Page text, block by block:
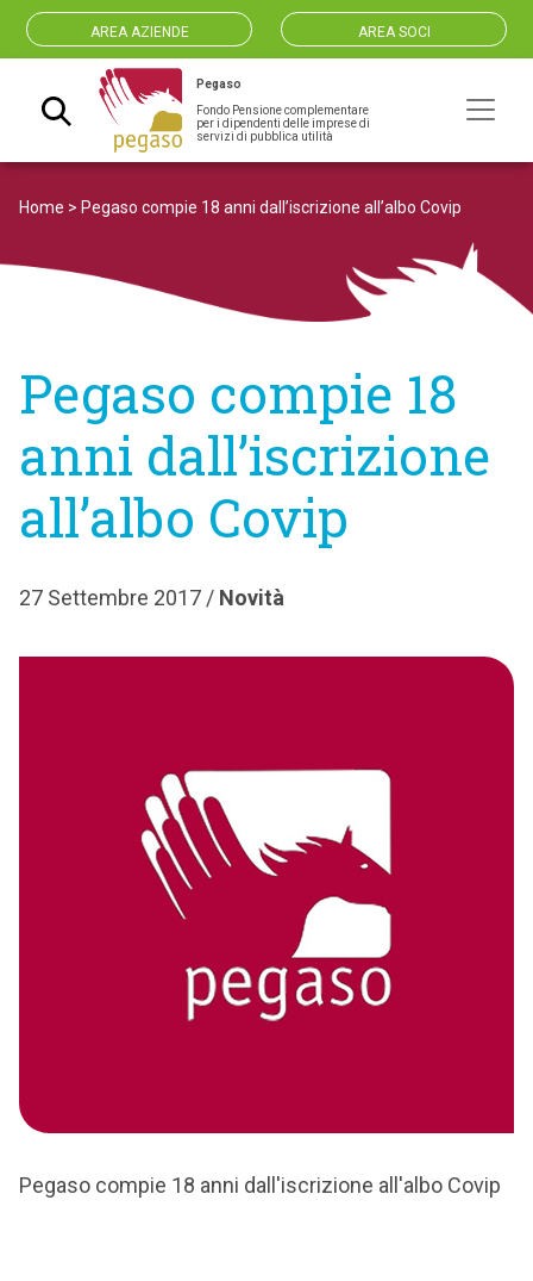
AREA AZIENDE AREA SOCI
Navigazione principale
Pegaso
Fondo Pensione complementare
per i dipendenti delle imprese di
servizi di pubblica utilità
Home > Pegaso compie 18 anni dall’iscrizione all’albo Covip
Pegaso compie 18
anni dall’iscrizione
all’albo Covip
27 Settembre 2017 / Novità
Pegaso compie 18 anni dall'iscrizione all'albo Covip